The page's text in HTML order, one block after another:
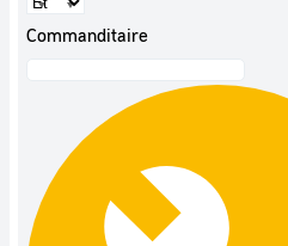
Commanditaire